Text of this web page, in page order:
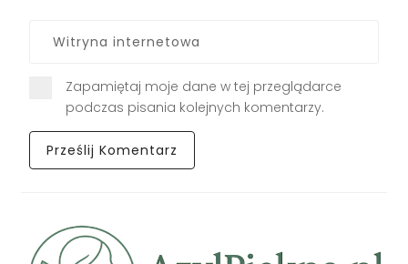
Zapamiętaj moje dane w tej przeglądarce
podczas pisania kolejnych komentarzy.